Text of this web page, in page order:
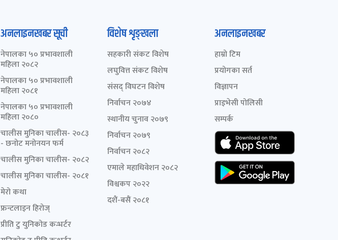
अनलाइनखबर सूची
नेपालका ५० प्रभावशाली
महिला २०८२
नेपालका ५० प्रभावशाली
महिला २०८१
नेपालका ५० प्रभावशाली
महिला २०८०
चालीस मुनिका चालीस- २०८३
- छनोट मनोनयन फर्म
चालीस मुनिका चालीस- २०८२
चालीस मुनिका चालीस- २०८१
मेरो कथा
फ्रन्टलाइन हिरोज्
प्रीति टु युनिकोड कन्भर्टर
विशेष शृङ्खला
सहकारी संकट विशेष
लघुवित्त संकट विशेष
संसद् विघटन विशेष
निर्वाचन २०७४
स्थानीय चुनाव २०७९
निर्वाचन २०७९
निर्वाचन २०८२
एमाले महाधिवेशन २०८२
विश्वकप २०२२
दशैं-बसैं २०८१
अनलाइनखबर
हाम्रो टिम
प्रयोगका सर्त
विज्ञापन
प्राइभेसी पोलिसी
सम्पर्क